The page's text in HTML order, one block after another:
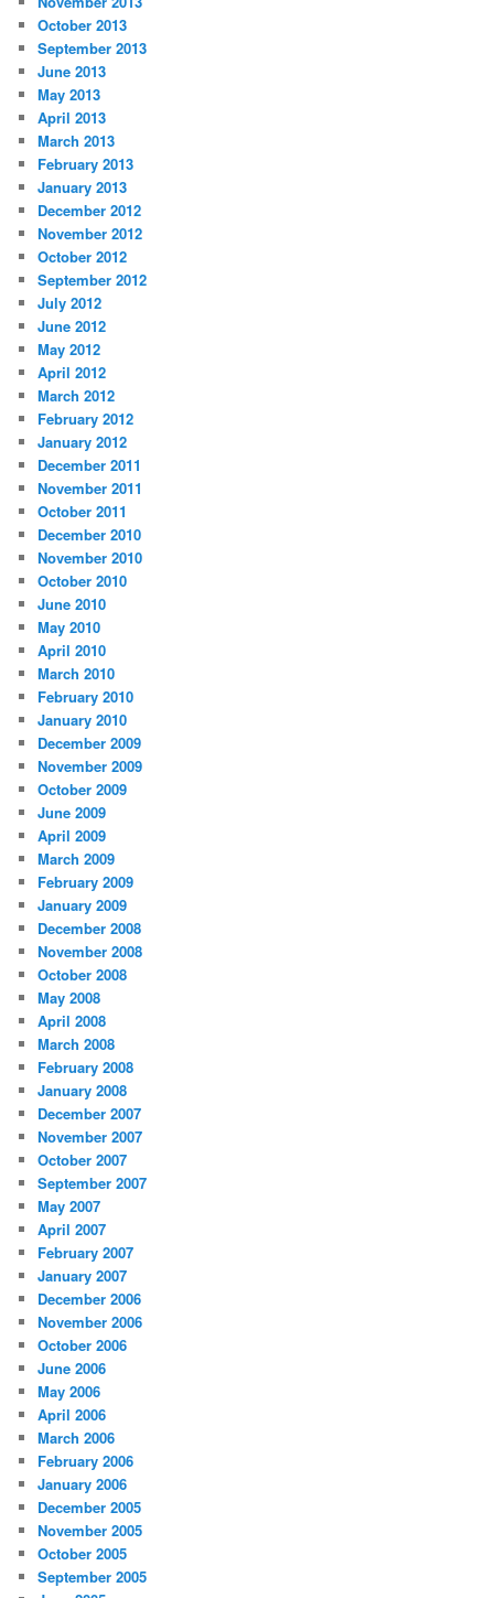
October 2013
September 2013
June 2013
May 2013
April 2013
March 2013
February 2013
January 2013
December 2012
November 2012
October 2012
September 2012
July 2012
June 2012
May 2012
April 2012
March 2012
February 2012
January 2012
December 2011
November 2011
October 2011
December 2010
November 2010
October 2010
June 2010
May 2010
April 2010
March 2010
February 2010
January 2010
December 2009
November 2009
October 2009
June 2009
April 2009
March 2009
February 2009
January 2009
December 2008
November 2008
October 2008
May 2008
April 2008
March 2008
February 2008
January 2008
December 2007
November 2007
October 2007
September 2007
May 2007
April 2007
February 2007
January 2007
December 2006
November 2006
October 2006
June 2006
May 2006
April 2006
March 2006
February 2006
January 2006
December 2005
November 2005
October 2005
September 2005